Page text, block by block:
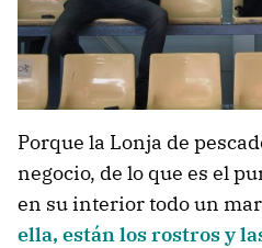
Porque la Lonja de
negocio, de lo que es el
en su interior todo un
ella, están los rostros y